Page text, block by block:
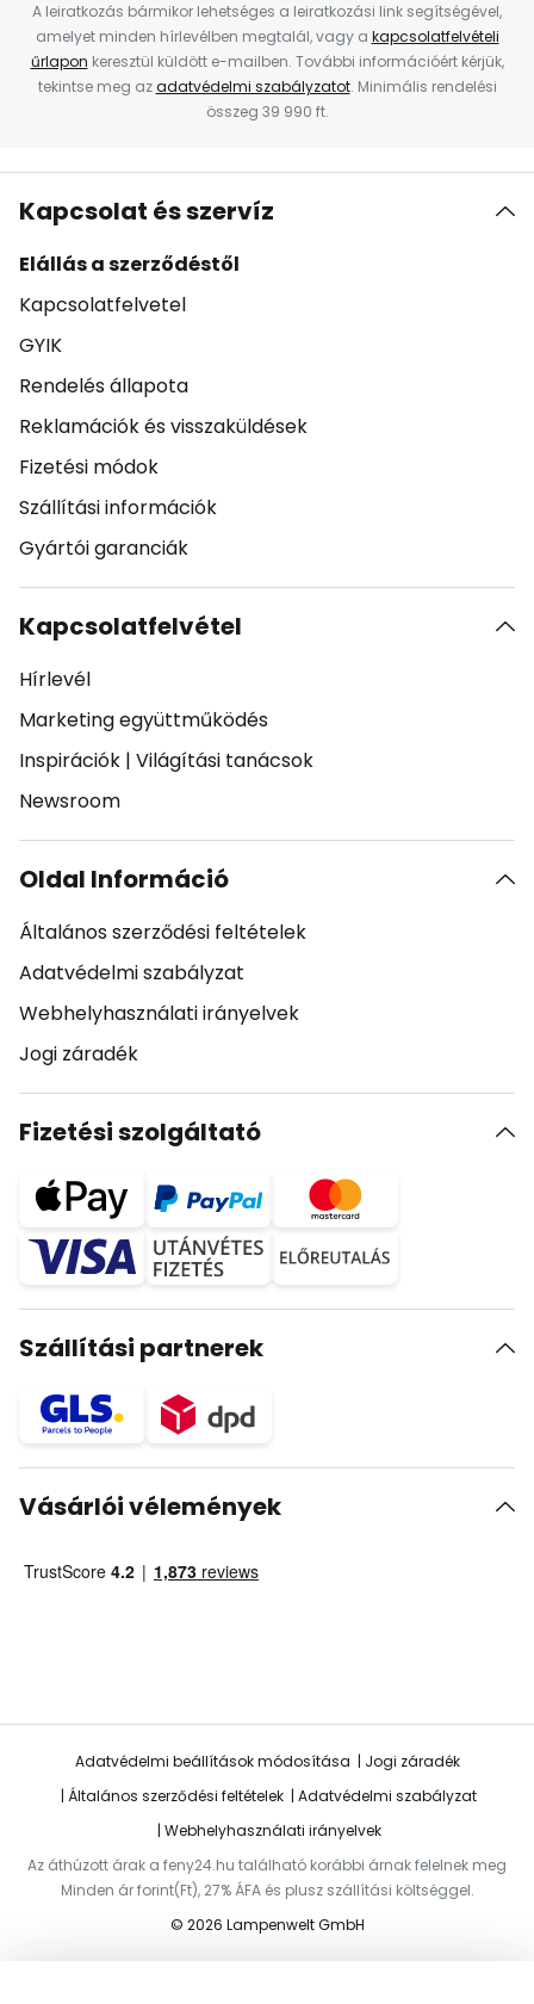
A leiratkozás bármikor lehetséges a leiratkozási link segítségével,
amelyet minden hírlevélben megtalál, vagy a kapcsolatfelvételi
űrlapon keresztül küldött e-mailben. További információért kérjük,
tekintse meg azadatvédelmi szabályzatot. Minimális rendelési
összeg 39 990 ft.
Kapcsolat és szervíz
Elállás a szerződéstől
Kapcsolatfelvetel
GYIK
Rendelés állapota
Reklamációk és visszaküldések
Fizetési módok
Szállítási információk
Gyártói garanciák
Kapcsolatfelvétel
Hírlevél
Marketing együttműködés
Inspirációk | Világítási tanácsok
Newsroom
Oldal Információ
Általános szerződési feltételek
Adatvédelmi szabályzat
Webhelyhasználati irányelvek
Jogi záradék
Fizetési szolgáltató
Szállítási partnerek
Vásárlói vélemények
Adatvédelmi beállítások módosítása
Jogi záradék
Általános szerződési feltételek
Adatvédelmi szabályzat
Webhelyhasználati irányelvek
Az áthúzott árak a feny24.hu található korábbi árnak felelnek meg
Minden ár forint(Ft), 27% ÁFA és plusz szállítási költséggel.
© 2026 Lampenwelt GmbH